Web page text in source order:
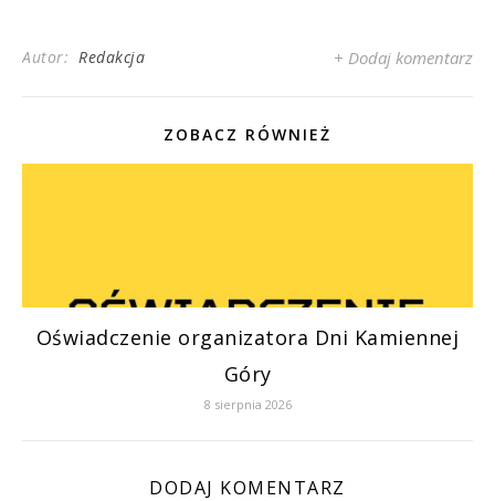
Autor: Redakcja + Dodaj komentarz
ZOBACZ RÓWNIEŻ
Oświadczenie organizatora Dni Kamiennej
Góry
8 sierpnia 2026
DODAJ KOMENTARZ